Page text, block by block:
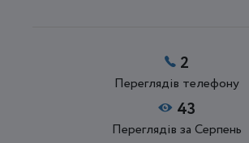
2
Переглядів телефону
43
Переглядів за Серпень